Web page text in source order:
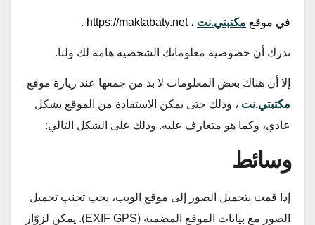
في موقع مكتبتي.نت ، https://maktabaty.net .
ندرك أن خصوصية معلوماتك الشخصية هامة لك ولنا.
إلا أن هناك بعض المعلومات لا بد من جمعها عند زيارة موقع
مكتبتي.نت ، وذلك حتى يمكن الاستفادة من الموقع بشكل
عادي، وكما هو متعارف عليه. وذلك على الشكل التالي:
وسائط
إذا قمت بتحميل الصور إلى موقع الويب، يجب تجنب تحميل
الصور مع بيانات الموقع المضمنة (EXIF GPS). يمكن لزوّار